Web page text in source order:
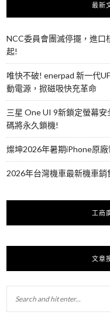
最新
NCC委員會團滅停擺，進口
起!
唯快不破! enerpad 新一代
動電源，掀磁吸快充革命
三星 One UI 9新鎖定螢幕
碼將永久鎖機!
燦坤2026年暑期iPhone原
2026年台灣機車最新機車
工商
文章